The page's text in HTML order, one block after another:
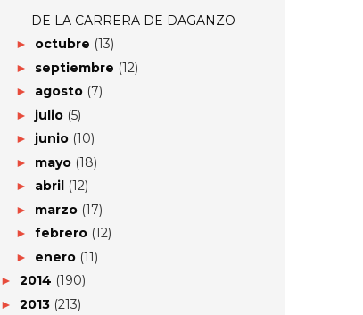
DE LA CARRERA DE DAGANZO
► octubre (13)
► septiembre (12)
► agosto (7)
► julio (5)
► junio (10)
► mayo (18)
► abril (12)
► marzo (17)
► febrero (12)
► enero (11)
► 2014 (190)
► 2013 (213)